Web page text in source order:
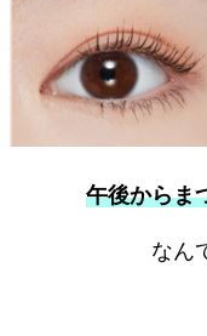
午後からま
なん